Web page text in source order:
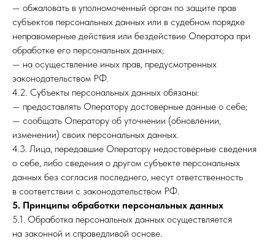
— обжаловать в уполномоченный орган по защите прав
субъектов персональных данных или в судебном порядке
неправомерные действия или бездействие Оператора при
обработке его персональных данных;
— на осуществление иных прав, предусмотренных
законодательством РФ.
4.2. Субъекты персональных данных обязаны:
— предоставлять Оператору достоверные данные о себе;
— сообщать Оператору об уточнении (обновлении,
изменении) своих персональных данных.
4.3. Лица, передавшие Оператору недостоверные сведения
о себе, либо сведения о другом субъекте персональных
данных без согласия последнего, несут ответственность
в соответствии с законодательством РФ.
5. Принципы обработки персональных данных
5.1. Обработка персональных данных осуществляется
на законной и справедливой основе.